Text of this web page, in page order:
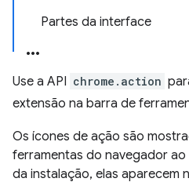
Partes da interface
Use a API chrome.action
extensão na barra de
Os ícones de ação são
ferramentas do navegador ao
da instalação, elas aparecem